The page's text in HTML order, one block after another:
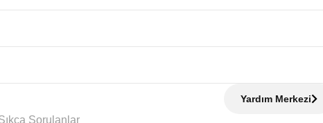
Yardım Merkezi
Sıkça Sorulanlar